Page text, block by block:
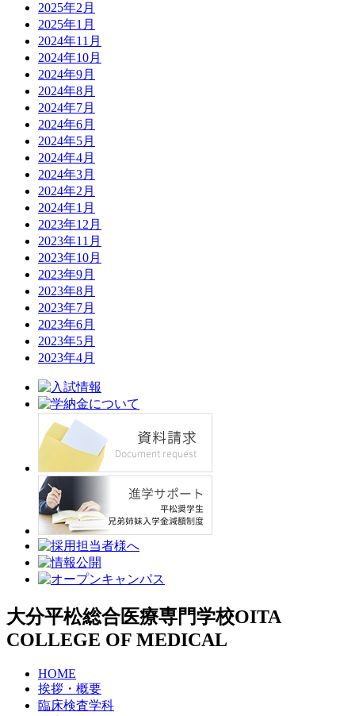
2025年2月
2025年1月
2024年11月
2024年10月
2024年9月
2024年8月
2024年7月
2024年6月
2024年5月
2024年4月
2024年3月
2024年2月
2024年1月
2023年12月
2023年11月
2023年10月
2023年9月
2023年8月
2023年7月
2023年6月
2023年5月
2023年4月
大分平松総合医療専門学校OITA
COLLEGE OF MEDICAL
HOME
挨拶・概要
臨床検査学科